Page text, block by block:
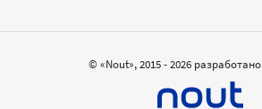
© «Nout», 2015 - 2026 разработано